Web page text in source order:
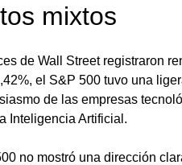
mixtos
de Wall Street registraron
el S&P 500 tuvo una
de las empresas
Inteligencia Artificial.
no mostró una dirección